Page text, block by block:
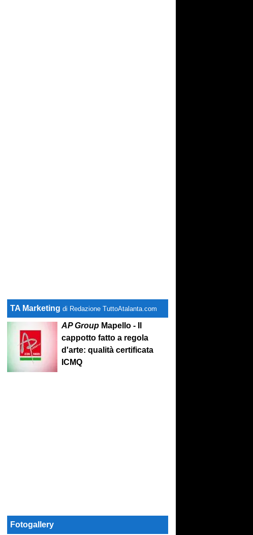
TA Marketing di Redazione TuttoAtalanta.com
AP Group Mapello - Il
cappotto fatto a regola
d'arte: qualità certificata
ICMQ
Fotogallery